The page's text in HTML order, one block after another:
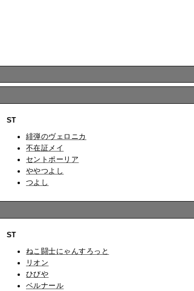
ST
緋弾のヴェロニカ
不在証メイ
セントポーリア
ややつよし
つよし
ST
ねこ闘士にゃんすろっと
リオン
ひびや
ベルナール